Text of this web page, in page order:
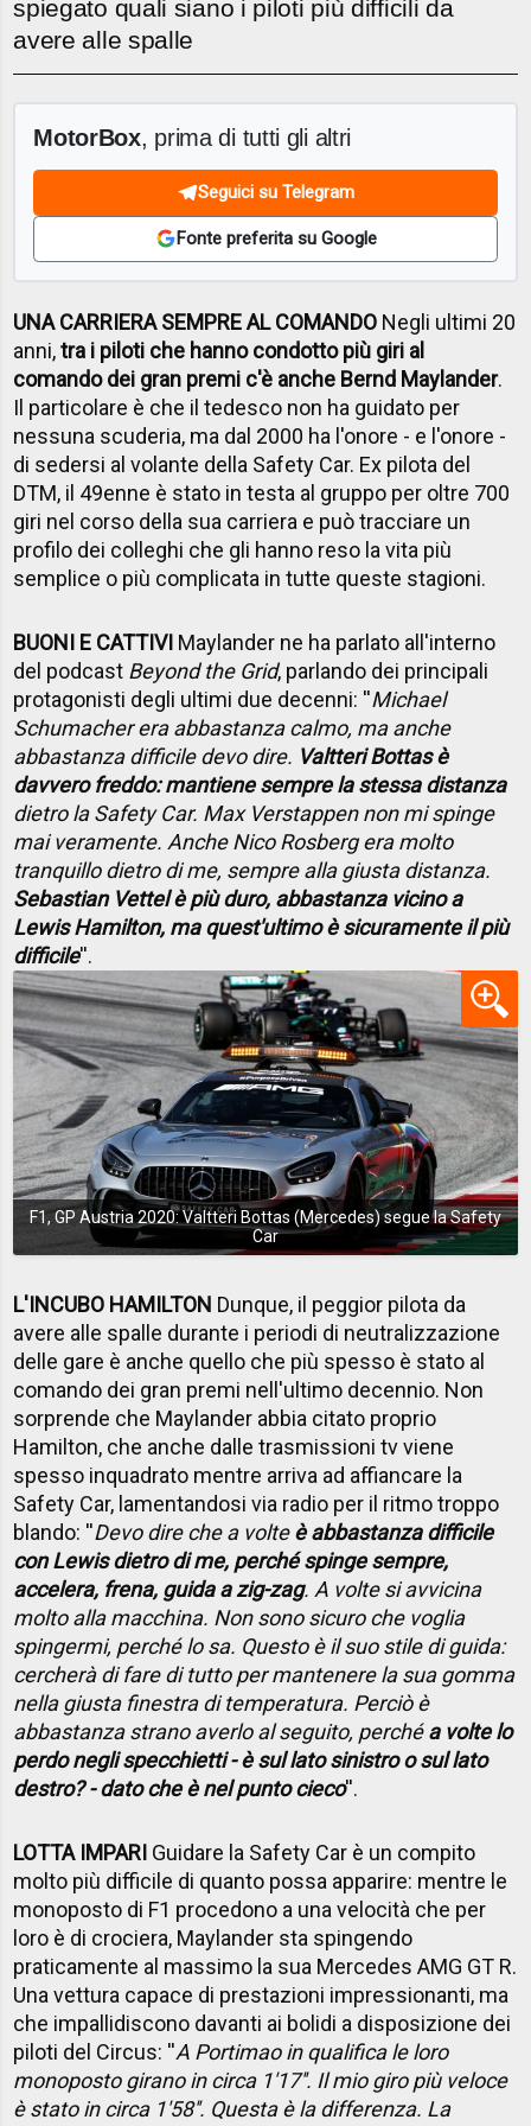
spiegato quali siano i piloti più difficili da
avere alle spalle
MotorBox, prima di tutti gli altri
Seguici su Telegram
Fonte preferita su Google
UNA CARRIERA SEMPRE AL COMANDO Negli ultimi 20
anni,tra i piloti che hanno condotto più giri al
comando dei gran premi c'è anche Bernd Maylander.
Il particolare è che il tedesco non ha guidato per
nessuna scuderia, ma dal 2000 ha l'onore - e l'onore -
di sedersi al volante della Safety Car. Ex pilota del
DTM, il 49enne è stato in testa al gruppo per oltre 700
giri nel corso della sua carriera e può tracciare un
profilo dei colleghi che gli hanno reso la vita più
semplice o più complicata in tutte queste stagioni.
BUONI E CATTIVI Maylander ne ha parlato all'interno
del podcast Beyond the Grid, parlando dei principali
protagonisti degli ultimi due decenni: ''Michael
Schumacher era abbastanza calmo, ma anche
abbastanza difficile devo dire. Valtteri Bottas è
davvero freddo: mantiene sempre la stessa distanza
dietro la Safety Car. Max Verstappen non mi spinge
mai veramente. Anche Nico Rosberg era molto
tranquillo dietro di me, sempre alla giusta distanza.
Sebastian Vettel è più duro, abbastanza vicino a
Lewis Hamilton, ma quest'ultimo è sicuramente il più
difficile''.
F1, GP Austria 2020: Valtteri Bottas (Mercedes) segue la Safety
Car
L'INCUBO HAMILTON Dunque, il peggior pilota da
avere alle spalle durante i periodi di neutralizzazione
delle gare è anche quello che più spesso è stato al
comando dei gran premi nell'ultimo decennio. Non
sorprende che Maylander abbia citato proprio
Hamilton, che anche dalle trasmissioni tv viene
spesso inquadrato mentre arriva ad affiancare la
Safety Car, lamentandosi via radio per il ritmo troppo
blando: ''Devo dire che a volteè abbastanza difficile
con Lewis dietro di me, perché spinge sempre,
accelera, frena, guida a zig-zag. A volte si avvicina
molto alla macchina. Non sono sicuro che voglia
spingermi, perché lo sa. Questo è il suo stile di guida:
cercherà di fare di tutto per mantenere la sua gomma
nella giusta finestra di temperatura. Perciò è
abbastanza strano averlo al seguito, perchéa volte lo
perdo negli specchietti - è sul lato sinistro o sul lato
destro? - dato che è nel punto cieco''.
LOTTA IMPARI Guidare la Safety Car è un compito
molto più difficile di quanto possa apparire: mentre le
monoposto di F1 procedono a una velocità che per
loro è di crociera, Maylander sta spingendo
praticamente al massimo la sua Mercedes AMG GT R.
Una vettura capace di prestazioni impressionanti, ma
che impallidiscono davanti ai bolidi a disposizione dei
piloti del Circus: ''A Portimao in qualifica le loro
monoposto girano in circa 1'17''. Il mio giro più veloce
è stato in circa 1'58''. Questa è la differenza. La